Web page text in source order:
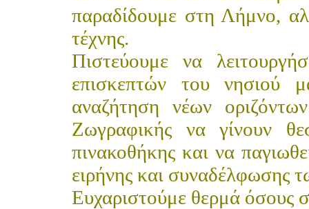
παραδίδουμε στη Λήμνο,
τέχνης.
Πιστεύουμε να
επισκεπτών του νησιού
αναζήτηση νέων
Ζωγραφικής να γίνουν
πινακοθήκης και να
ειρήνης και συναδέλφωσης
Ευχαριστούμε θερμά όσους